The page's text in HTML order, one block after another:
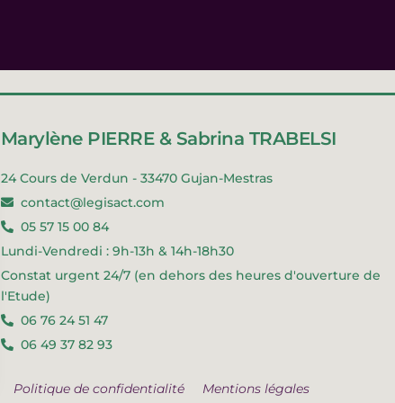
Marylène PIERRE & Sabrina TRABELSI
24 Cours de Verdun - 33470 Gujan-Mestras
contact@legisact.com
05 57 15 00 84
Lundi-Vendredi : 9h-13h & 14h-18h30
Constat urgent 24/7 (en dehors des heures d'ouverture de
l'Etude)
06 76 24 51 47
06 49 37 82 93
Politique de confidentialité Mentions légales